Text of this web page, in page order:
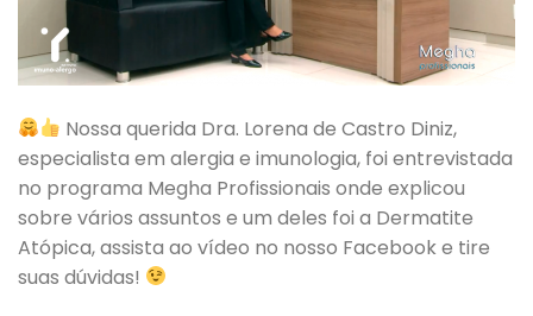
Nossa querida Dra. Lorena de Castro Diniz,
especialista em alergia e imunologia, foi entrevistada
no programa Megha Profissionais onde explicou
sobre vários assuntos e um deles foi a Dermatite
Atópica, assista ao vídeo no nosso Facebook e tire
suas dúvidas!